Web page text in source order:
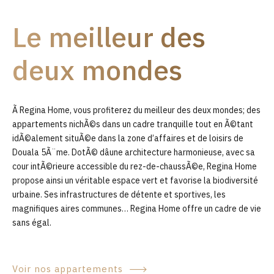
0
Le meilleur des
deux mondes
Ã Regina Home, vous profiterez du meilleur des deux mondes; des
appartements nichÃ©s dans un cadre tranquille tout en Ã©tant
idÃ©alement situÃ©e dans la zone d’affaires et de loisirs de
Douala 5Ã¨me. DotÃ© dâune architecture harmonieuse, avec sa
cour intÃ©rieure accessible du rez-de-chaussÃ©e, Regina Home
propose ainsi un véritable espace vert et favorise la biodiversité
urbaine. Ses infrastructures de détente et sportives, les
magnifiques aires communes… Regina Home offre un cadre de vie
sans égal.
Voir nos appartements